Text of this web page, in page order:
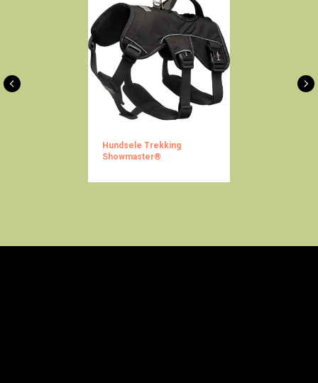
Hundsele Trekking
Showmaster®